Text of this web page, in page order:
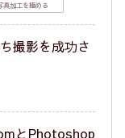
真加工を極める
撮影を成功さ
とPhotoshop